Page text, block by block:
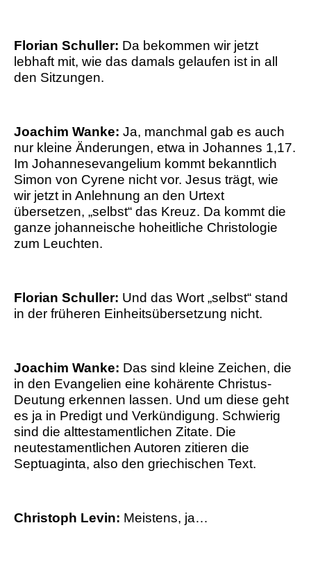
Florian Schuller: Da bekommen wir jetzt
lebhaft mit, wie das damals gelaufen ist in all
den Sitzungen.
Joachim Wanke: Ja, manchmal gab es auch
nur kleine Änderungen, etwa in Johannes 1,17.
Im Johannesevangelium kommt bekanntlich
Simon von Cyrene nicht vor. Jesus trägt, wie
wir jetzt in Anlehnung an den Urtext
übersetzen, „selbst“ das Kreuz. Da kommt die
ganze johanneische hoheitliche Christologie
zum Leuchten.
Florian Schuller: Und das Wort „selbst“ stand
in der früheren Einheitsübersetzung nicht.
Joachim Wanke: Das sind kleine Zeichen, die
in den Evangelien eine kohärente Christus-
Deutung erkennen lassen. Und um diese geht
es ja in Predigt und Verkündigung. Schwierig
sind die alttestamentlichen Zitate. Die
neutestamentlichen Autoren zitieren die
Septuaginta, also den griechischen Text.
Christoph Levin: Meistens, ja…